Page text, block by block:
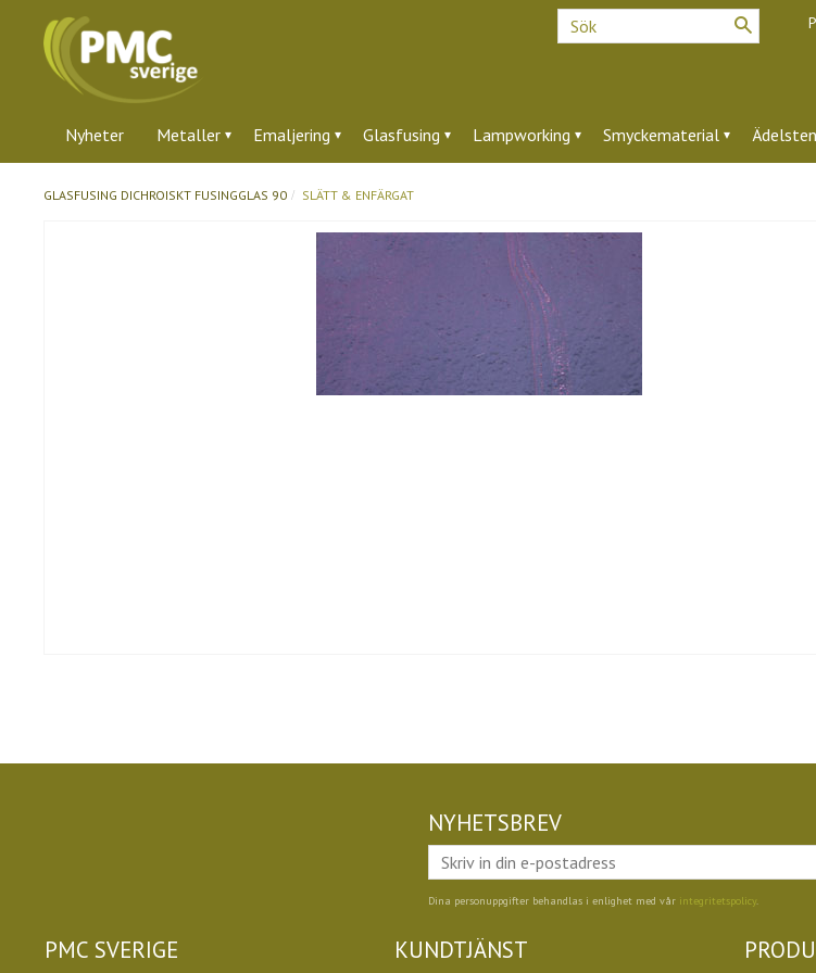
Nyheter Metaller Emaljering Glasfusing Lampworking Smyckematerial
GLASFUSING DICHROISKT FUSINGGLAS 90 SLÄTT & ENFÄRGAT
NYHETSBREV
Dina personuppgifter behandlas i enlighet med vår integritetspolicy.
PMC SVERIGE KUNDTJÄNST